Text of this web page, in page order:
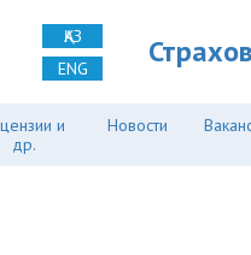
ҚАЗ
ENG
и
др.
Новости